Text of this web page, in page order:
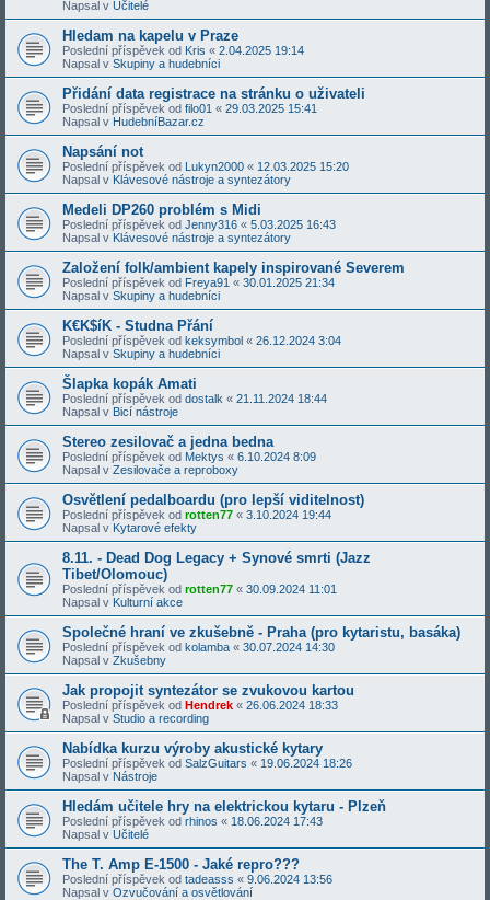
Napsal v Učitelé
Hledam na kapelu v Praze
Poslední příspěvek od Kris « 2.04.2025 19:14
Napsal v Skupiny a hudebníci
Přidání data registrace na stránku o uživateli
Poslední příspěvek od filo01 « 29.03.2025 15:41
Napsal v HudebníBazar.cz
Napsání not
Poslední příspěvek od Lukyn2000 « 12.03.2025 15:20
Napsal v Klávesové nástroje a syntezátory
Medeli DP260 problém s Midi
Poslední příspěvek od Jenny316 « 5.03.2025 16:43
Napsal v Klávesové nástroje a syntezátory
Založení folk/ambient kapely inspirované Severem
Poslední příspěvek od Freya91 « 30.01.2025 21:34
Napsal v Skupiny a hudebníci
K€K$íK - Studna Přání
Poslední příspěvek od keksymbol « 26.12.2024 3:04
Napsal v Skupiny a hudebníci
Šlapka kopák Amati
Poslední příspěvek od dostalk « 21.11.2024 18:44
Napsal v Bicí nástroje
Stereo zesilovač a jedna bedna
Poslední příspěvek od Mektys « 6.10.2024 8:09
Napsal v Zesilovače a reproboxy
Osvětlení pedalboardu (pro lepší viditelnost)
Poslední příspěvek od rotten77 « 3.10.2024 19:44
Napsal v Kytarové efekty
8.11. - Dead Dog Legacy + Synové smrti (Jazz
Tibet/Olomouc)
Poslední příspěvek od rotten77 « 30.09.2024 11:01
Napsal v Kulturní akce
Společné hraní ve zkušebně - Praha (pro kytaristu, basáka)
Poslední příspěvek od kolamba « 30.07.2024 14:30
Napsal v Zkušebny
Jak propojit syntezátor se zvukovou kartou
Poslední příspěvek od Hendrek « 26.06.2024 18:33
Napsal v Studio a recording
Nabídka kurzu výroby akustické kytary
Poslední příspěvek od SalzGuitars « 19.06.2024 18:26
Napsal v Nástroje
Hledám učitele hry na elektrickou kytaru - Plzeň
Poslední příspěvek od rhinos « 18.06.2024 17:43
Napsal v Učitelé
The T. Amp E-1500 - Jaké repro???
Poslední příspěvek od tadeasss « 9.06.2024 13:56
Napsal v Ozvučování a osvětlování